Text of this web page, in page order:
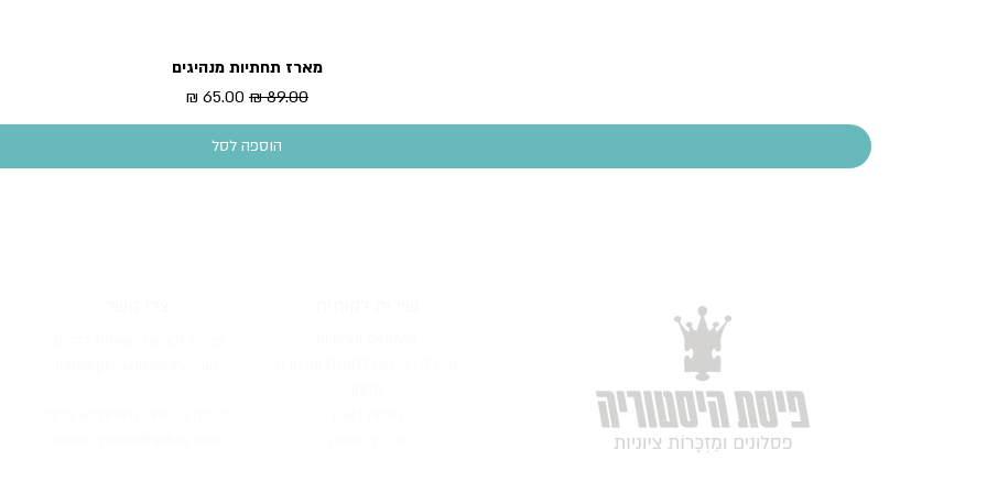
תצוגה מהירה
מארז תחתיות מנהיגים
מחיר רגיל מחיר מבצע
הוספה לסל